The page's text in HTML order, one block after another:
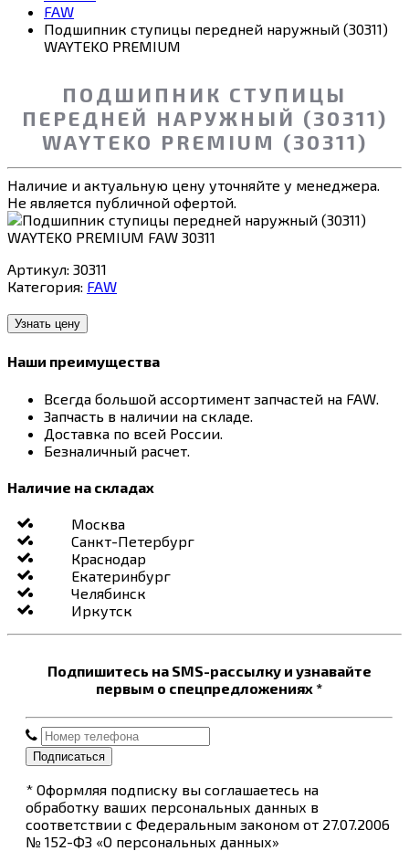
FAW
Подшипник ступицы передней наружный (30311)
WAYTEKO PREMIUM
ПОДШИПНИК СТУПИЦЫ
ПЕРЕДНЕЙ НАРУЖНЫЙ (30311)
WAYTEKO PREMIUM (30311)
Наличие и актуальную цену уточняйте у менеджера.
Не является публичной офертой.
Артикул: 30311
Категория: FAW
Узнать цену
Наши преимущества
Всегда большой ассортимент запчастей на FAW.
Запчасть в наличии на складе.
Доставка по всей России.
Безналичный расчет.
Наличие на складах
Москва
Санкт-Петербург
Краснодар
Екатеринбург
Челябинск
Иркутск
Подпишитесь на SMS-рассылку и узнавайте
первым о спецпредложениях *
Подписаться
* Оформляя подписку вы соглашаетесь на
обработку ваших персональных данных в
соответствии с Федеральным законом от 27.07.2006
№ 152-ФЗ «О персональных данных»